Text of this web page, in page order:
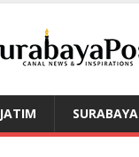
JATIM SURABAYA